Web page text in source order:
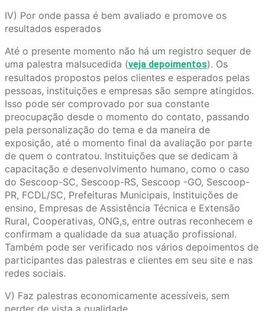
IV) Por onde passa é bem avaliado e promove os
resultados esperados
Até o presente momento não há um registro sequer de
uma palestra malsucedida (veja depoimentos). Os
resultados propostos pelos clientes e esperados pelas
pessoas, instituições e empresas são sempre atingidos.
Isso pode ser comprovado por sua constante
preocupação desde o momento do contato, passando
pela personalização do tema e da maneira de
exposição, até o momento final da avaliação por parte
de quem o contratou. Instituições que se dedicam à
capacitação e desenvolvimento humano, como o caso
do Sescoop-SC, Sescoop-RS, Sescoop -GO, Sescoop-
PR, FCDL/SC, Prefeituras Municipais, Instituições de
ensino, Empresas de Assistência Técnica e Extensão
Rural, Cooperativas, ONG,s, entre outras reconhecem e
confirmam a qualidade da sua atuação profissional.
Também pode ser verificado nos vários depoimentos de
participantes das palestras e clientes em seu site e nas
redes sociais.
V) Faz palestras economicamente acessíveis, sem